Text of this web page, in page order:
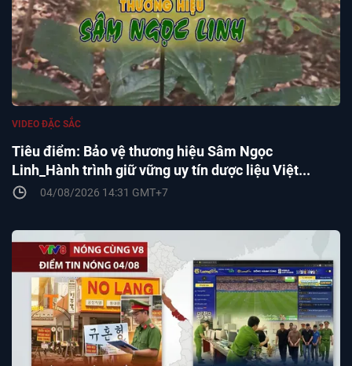
Tiêu điểm: Bảo vệ thương hiệu Sâm Ngọc
Linh_Hành trình giữ vững uy tín dược liệu Việt...
VIDEO ĐẶC SẮC
04/08/2026 14:31 GMT+7